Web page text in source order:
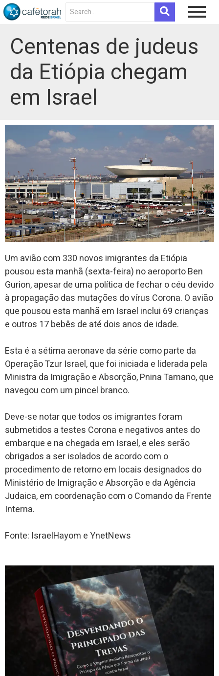
Centenas de judeus
da Etiópia chegam
em Israel
Um avião com 330 novos imigrantes da Etiópia
pousou esta manhã (sexta-feira) no aeroporto Ben
Gurion, apesar de uma política de fechar o céu devido
à propagação das mutações do vírus Corona. O avião
que pousou esta manhã em Israel inclui 69 crianças
e outros 17 bebês de até dois anos de idade.
Esta é a sétima aeronave da série como parte da
Operação Tzur Israel, que foi iniciada e liderada pela
Ministra da Imigração e Absorção, Pnina Tamano, que
navegou com um pincel branco.
Deve-se notar que todos os imigrantes foram
submetidos a testes Corona e negativos antes do
embarque e na chegada em Israel, e eles serão
obrigados a ser isolados de acordo com o
procedimento de retorno em locais designados do
Ministério de Imigração e Absorção e da Agência
Judaica, em coordenação com o Comando da Frente
Interna.
Fonte: IsraelHayom e YnetNews